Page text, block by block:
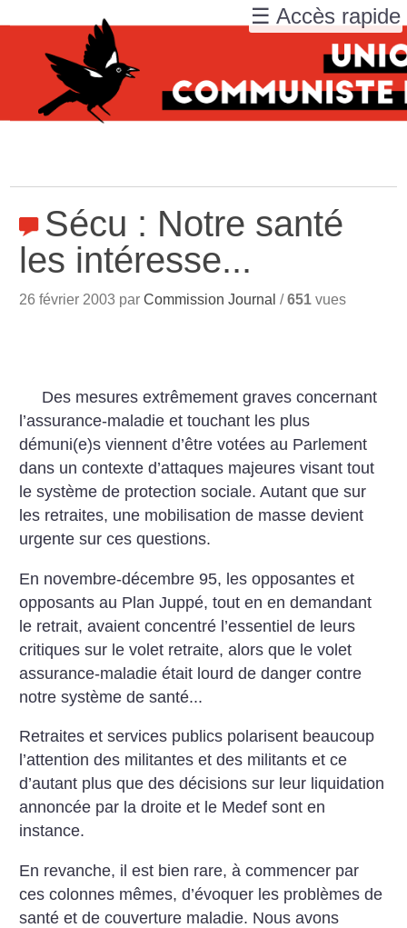
Sécu : Notre santé
les intéresse...
26 février 2003 parCommission Journal /651 vues
Des mesures extrêmement graves concernant
l’assurance-maladie et touchant les plus
démuni(e)s viennent d’être votées au Parlement
dans un contexte d’attaques majeures visant tout
le système de protection sociale. Autant que sur
les retraites, une mobilisation de masse devient
urgente sur ces questions.
En novembre-décembre 95, les opposantes et
opposants au Plan Juppé, tout en en demandant
le retrait, avaient concentré l’essentiel de leurs
critiques sur le volet retraite, alors que le volet
assurance-maladie était lourd de danger contre
notre système de santé...
Retraites et services publics polarisent beaucoup
l’attention des militantes et des militants et ce
d’autant plus que des décisions sur leur liquidation
annoncée par la droite et le Medef sont en
instance.
En revanche, il est bien rare, à commencer par
ces colonnes mêmes, d’évoquer les problèmes de
santé et de couverture maladie. Nous avons
☰ Accès rapide